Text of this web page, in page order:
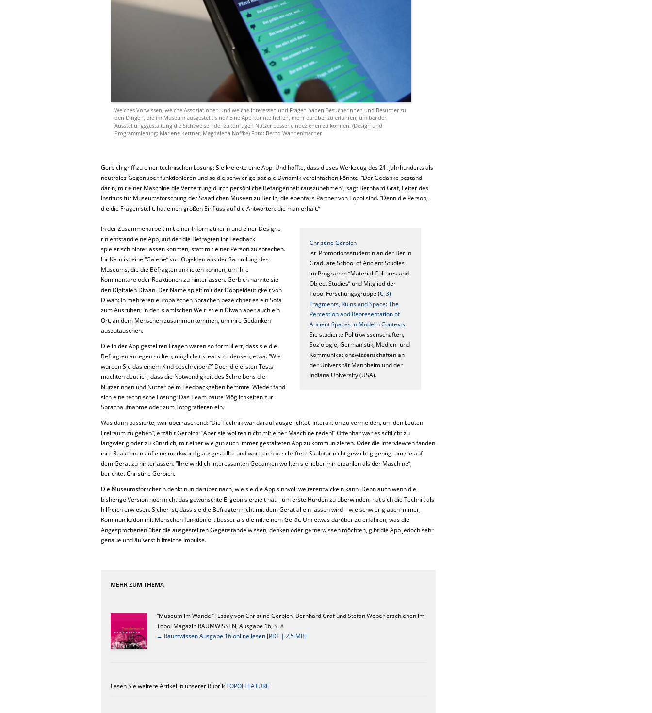
Welches Vorwissen, welche Assoziationen und welche Interessen und Fragen haben Besucherinnen und Besucher zu
den Dingen, die im Museum ausgestellt sind? Eine App könnte helfen, mehr darüber zu erfahren, um bei der
Ausstellungsgestaltung die Sichtweisen der zukünftigen Nutzer besser einbeziehen zu können. (Design und
Programmierung: Marlene Kettner, Magdalena Noffke) Foto: Bernd Wannenmacher
Gerbich griff zu einer technischen Lösung: Sie kreierte eine App. Und hoffte, dass dieses Werkzeug des 21. Jahrhunderts als
neutrales Gegenüber funktionieren und so die schwierige soziale Dynamik vereinfachen könnte. “Der Gedanke bestand
darin, mit einer Maschine die Verzerrung durch persönliche Befangenheit rauszunehmen”, sagt Bernhard Graf, Leiter des
Instituts für Museumsforschung der Staatlichen Museen zu Berlin, die ebenfalls Partner von Topoi sind. “Denn die Person,
die die Fragen stellt, hat einen großen Einfluss auf die Antworten, die man erhält.”
Christine Gerbich
ist Promotionsstudentin an der Berlin
Graduate School of Ancient Studies
im Programm “Material Cultures and
Object Studies” und Mitglied der
Topoi Forschungsgruppe (C-3)
Fragments, Ruins and Space: The
Perception and Representation of
Ancient Spaces in Modern Contexts.
Sie studierte Politikwissenschaften,
Soziologie, Germanistik, Medien- und
Kommunikationswissenschaften an
der Universität Mannheim und der
Indiana University (USA).
In der Zusammenarbeit mit einer Informatikerin und einer Designe­
rin entstand eine App, auf der die Befragten ihr Feedback
spielerisch hinterlassen konnten, statt mit einer Person zu sprechen.
Ihr Kern ist eine “Galerie” von Objekten aus der Sammlung des
Museums, die die Befragten anklicken können, um ihre
Kommentare oder Re­aktionen zu hinterlassen. Gerbich nannte sie
den Digitalen Diwan. Der Name spielt mit der Doppeldeutigkeit von
Diwan: In mehreren europäischen Sprachen bezeichnet es ein Sofa
zum Ausruhen; in der islamischen Welt ist ein Diwan aber auch ein
Ort, an dem Menschen zusammenkommen, um ihre Gedanken
auszutauschen.
Die in der App gestellten Fragen waren so formuliert, dass sie die
Befragten anregen sollten, möglichst kreativ zu denken, etwa: “Wie
würden Sie das einem Kind beschreiben?” Doch die ersten Tests
machten deutlich, dass die Notwendigkeit des Schreibens die
Nutzerinnen und Nutzer beim Feedbackgeben hemmte. Wieder fand
sich eine technische Lösung: Das Team baute Möglichkeiten zur
Sprach­aufnahme oder zum Fotografieren ein.
Was dann passierte, war überraschend: “Die Technik war darauf ausgerichtet, Interaktion zu vermeiden, um den Leuten
Freiraum zu geben”, erzählt Gerbich: “Aber sie wollten nicht mit einer Maschine reden!” Offenbar war es schlicht zu
langwierig oder zu künstlich, mit einer wie gut auch immer gestalteten App zu kommunizieren. Oder die Interviewten fanden
ihre Reaktionen auf eine merkwürdig ausgestell­te und wortreich beschriftete Skulptur nicht gewichtig genug, um sie auf
dem Gerät zu hinterlassen. “Ihre wirklich interessanten Gedanken wollten sie lieber mir erzählen als der Maschine”,
berichtet Christine Gerbich.
Die Museumsforscherin denkt nun darüber nach, wie sie die App sinnvoll weiterentwickeln kann. Denn auch wenn die
bisherige Ver­sion noch nicht das gewünschte Ergebnis erzielt hat – um erste Hürden zu überwinden, hat sich die Technik als
hilfreich erwiesen. Sicher ist, dass sie die Befragten nicht mit dem Gerät allein lassen wird – wie schwierig auch immer,
Kommunikation mit Menschen funktioniert besser als die mit einem Gerät. Um etwas darüber zu erfahren, was die
Angesprochenen über die ausgestellten Gegenstän­de wissen, denken oder gerne wissen möchten, gibt die App jedoch sehr
genaue und äußerst hilfreiche Impulse.
MEHR ZUM THEMA
“Museum im Wandel”: Essay von Christine Gerbich, Bernhard Graf und Stefan Weber erschienen im
Topoi Magazin RAUMWISSEN, Ausgabe 16, S. 8
→ Raumwissen Ausgabe 16 online lesen [PDF | 2,5 MB]
Lesen Sie weitere Artikel in unserer RubrikTOPOI FEATURE